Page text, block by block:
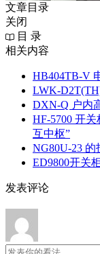
文章目录
关闭
目 录
相关内容
HB404TB-V
DXN‑Q 户内
HF-5700 开
互中枢”
NG80U-23 的
ED9800开关
发表评论